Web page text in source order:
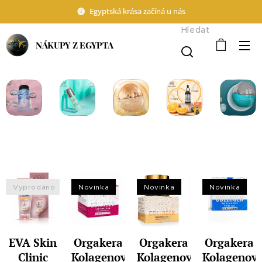
Egyptská krása začíná u nás
NÁKUPY Z EGYPTA
Hledat
EVA Skin
Clinic
Vyprodáno
Orgakera
Kolagenový
Novinka
Orgakera
Kolagenový
Novinka
Orgakera
Novinka